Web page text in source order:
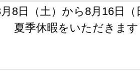
8日（土）から8月16日
夏季休暇をいただきます